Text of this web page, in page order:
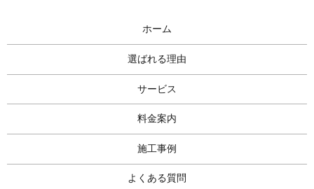
ホーム
選ばれる理由
サービス
料金案内
施工事例
よくある質問